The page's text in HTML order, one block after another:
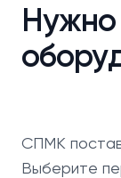
Нужно
СПМК
Выберите